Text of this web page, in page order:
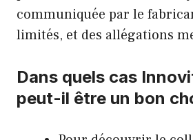
communiquée par le
limités, et des allégations
Dans quels cas
peut-il être un bon